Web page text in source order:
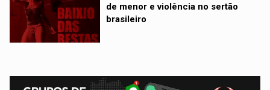
de menor e violência no sertão
brasileiro